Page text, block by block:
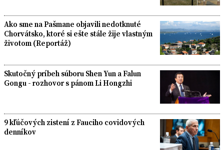
Ako sme na Pašmane objavili nedotknuté
Chorvátsko, ktoré si ešte stále žije vlastným
životom (Reportáž)
Skutočný príbeh súboru Shen Yun a Falun
Gongu - rozhovor s pánom Li Hongzhi
9 kľúčových zistení z Fauciho covidových
denníkov